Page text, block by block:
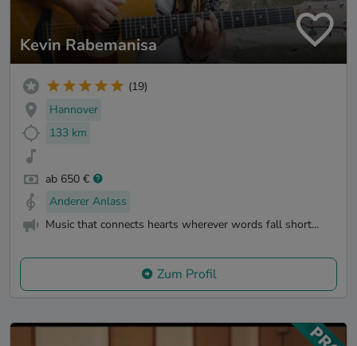
Kevin Rabemanisa
(19)
Hannover
133 km
ab 650 €
Anderer Anlass
Music that connects hearts wherever words fall short...
Zum Profil